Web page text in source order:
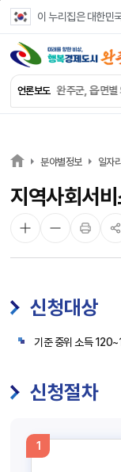
이 누리집은 대한민
언론보도
완주군, ‘수의계
분야별정보 일자
지역사회서
신청대상
기준 중위 소득
신청절차
1